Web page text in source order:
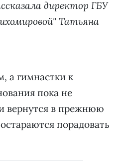
директор ГБУ
Татьяна
а гимнастки к
пока не
вернутся в прежнюю
порадовать